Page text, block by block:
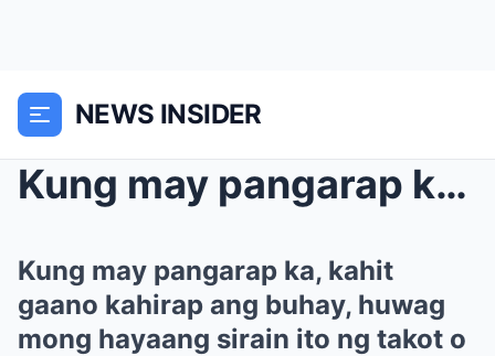
NEWS INSIDER
Kung may pangarap ka, kahit gaano kahirap ang buha...
Kung may pangarap ka, kahit
gaano kahirap ang buhay, huwag
mong hayaang sirain ito ng takot o